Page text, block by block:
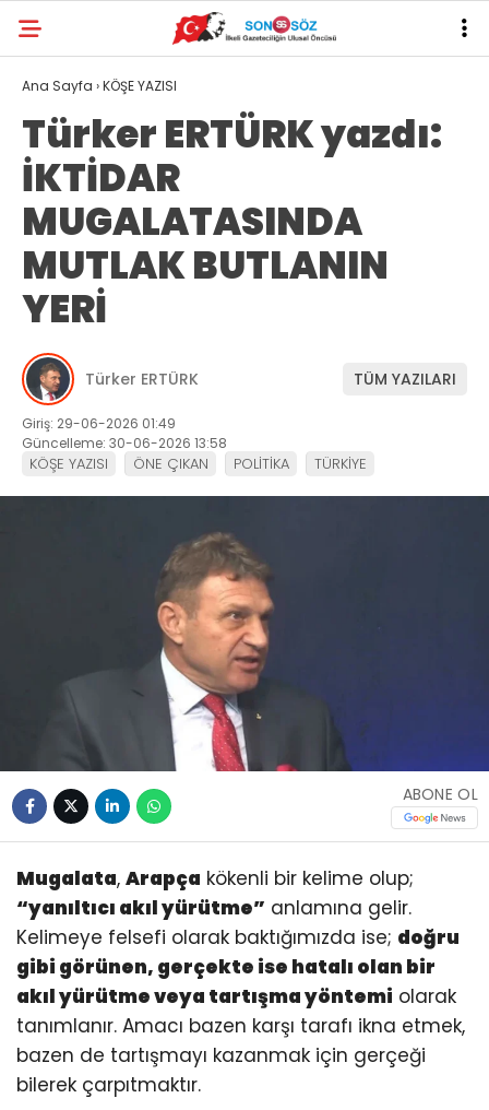
Ana Sayfa ›KÖŞE YAZISI
Türker ERTÜRK yazdı:
İKTİDAR
MUGALATASINDA
MUTLAK BUTLANIN
YERİ
Türker ERTÜRK TÜM YAZILARI
Giriş: 29-06-2026 01:49
Güncelleme: 30-06-2026 13:58
KÖŞE YAZISI ÖNE ÇIKAN POLİTİKA TÜRKİYE
ABONE OL
Mugalata, Arapça kökenli bir kelime olup;
“yanıltıcı akıl yürütme” anlamına gelir.
Kelimeye felsefi olarak baktığımızda ise; doğru
gibi görünen, gerçekte ise hatalı olan bir
akıl yürütme veya tartışma yöntemi olarak
tanımlanır. Amacı bazen karşı tarafı ikna etmek,
bazen de tartışmayı kazanmak için gerçeği
bilerek çarpıtmaktır.